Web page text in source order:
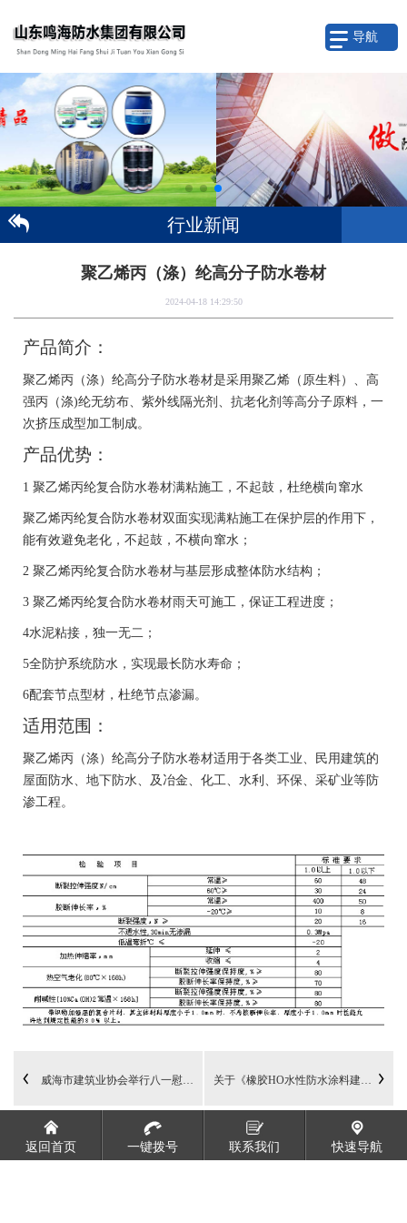
导航
行业新闻
聚乙烯丙（涤）纶高分子防水卷材
2024-04-18 14:29:50
产品简介：
聚乙烯丙（涤）纶高分子防水卷材是采用聚乙烯（原生料）、高
强丙（涤)纶无纺布、紫外线隔光剂、抗老化剂等高分子原料，一
次挤压成型加工制成。
产品优势：
1 聚乙烯丙纶复合防水卷材满粘施工，不起鼓，杜绝横向窜水
聚乙烯丙纶复合防水卷材双面实现满粘施工在保护层的作用下，
能有效避免老化，不起鼓，不横向窜水；
2 聚乙烯丙纶复合防水卷材与基层形成整体防水结构；
3 聚乙烯丙纶复合防水卷材雨天可施工，保证工程进度；
4水泥粘接，独一无二；
5全防护系统防水，实现最长防水寿命；
6配套节点型材，杜绝节点渗漏。
适用范围：
聚乙烯丙（涤）纶高分子防水卷材适用于各类工业、民用建筑的
屋面防水、地下防水、及冶金、化工、水利、环保、采矿业等防
渗工程。
威海市建筑业协会举行八一慰问活动关于《橡胶HO水性防水涂料建筑构造
返回首页 一键拨号 联系我们 快速导航